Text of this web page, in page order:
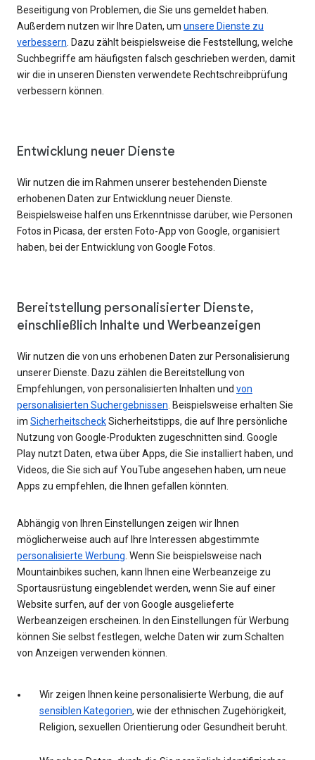
Beseitigung von Problemen, die Sie uns gemeldet haben.
Außerdem nutzen wir Ihre Daten, um unsere Dienste zu
verbessern . Dazu zählt beispielsweise die Feststellung, welche
Suchbegriffe am häufigsten falsch geschrieben werden, damit
wir die in unseren Diensten verwendete Rechtschreibprüfung
verbessern können.
Entwicklung neuer Dienste
Wir nutzen die im Rahmen unserer bestehenden Dienste
erhobenen Daten zur Entwicklung neuer Dienste.
Beispielsweise halfen uns Erkenntnisse darüber, wie Personen
Fotos in Picasa, der ersten Foto-App von Google, organisiert
haben, bei der Entwicklung von Google Fotos.
Bereitstellung personalisierter Dienste,
einschließlich Inhalte und Werbeanzeigen
Wir nutzen die von uns erhobenen Daten zur Personalisierung
unserer Dienste. Dazu zählen die Bereitstellung von
Empfehlungen, von personalisierten Inhalten und von
personalisierten Suchergebnissen . Beispielsweise erhalten Sie
im SicherheitscheckSicherheitstipps, die auf Ihre persönliche
Nutzung von Google-Produkten zugeschnitten sind. Google
Play nutzt Daten, etwa über Apps, die Sie installiert haben, und
Videos, die Sie sich auf YouTube angesehen haben, um neue
Apps zu empfehlen, die Ihnen gefallen könnten.
Abhängig von Ihren Einstellungen zeigen wir Ihnen
möglicherweise auch auf Ihre Interessen abgestimmte
personalisierte Werbung . Wenn Sie beispielsweise nach
Mountainbikes suchen, kann Ihnen eine Werbeanzeige zu
Sportausrüstung eingeblendet werden, wenn Sie auf einer
Website surfen, auf der von Google ausgelieferte
Werbeanzeigen erscheinen. In den Einstellungen für Werbung
können Sie selbst festlegen, welche Daten wir zum Schalten
von Anzeigen verwenden können.
Wir zeigen Ihnen keine personalisierte Werbung, die auf
sensiblen Kategorien, wie der ethnischen Zugehörigkeit,
Religion, sexuellen Orientierung oder Gesundheit beruht.